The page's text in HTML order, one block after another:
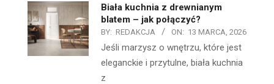
Biała kuchnia z drewnianym
blatem – jak połączyć?
BY: REDAKCJA ON: 13 MARCA, 2026
Jeśli marzysz o wnętrzu, które jest
eleganckie i przytulne, biała kuchnia
z